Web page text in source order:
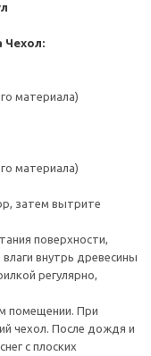
Чехол:
материала)
материала)
затем вытрите
поверхности,
внутрь древесины
регулярно,
помещении. При
чехол. После дождя и
с плоских